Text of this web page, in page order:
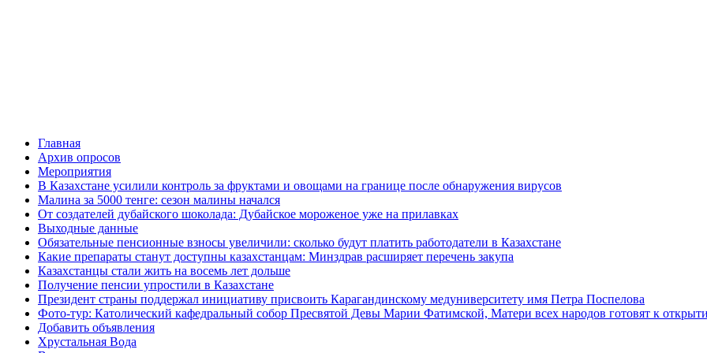
Главная
Архив опросов
Мероприятия
В Казахстане усилили контроль за фруктами и овощами на границе после обнаружения вирусов
Малина за 5000 тенге: сезон малины начался
От создателей дубайского шоколада: Дубайское мороженое уже на прилавках
Выходные данные
Обязательные пенсионные взносы увеличили: сколько будут платить работодатели в Казахстане
Какие препараты станут доступны казахстанцам: Минздрав расширяет перечень закупа
Казахстанцы стали жить на восемь лет дольше
Получение пенсии упростили в Казахстане
Президент страны поддержал инициативу присвоить Карагандинскому медуниверситету имя Петра Поспелова
Фото-тур: Католический кафедральный собор Пресвятой Девы Марии Фатимской, Матери всех народов готовят к
Добавить объявления
Хрустальная Вода